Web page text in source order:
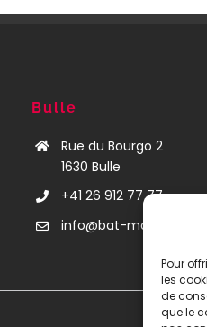
Pour
les
de
que le
Bulle
Rue du Bourgo 2
1630 Bulle
+41 26 912 77 77
info@bat-mann.ch